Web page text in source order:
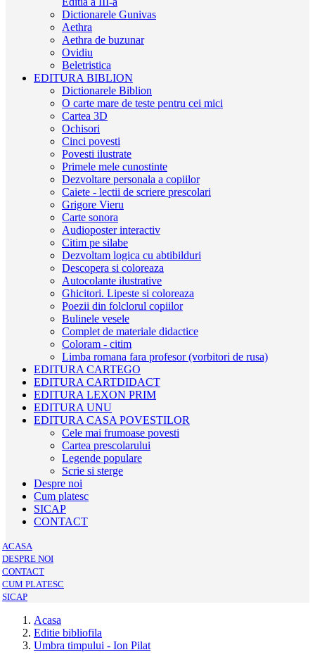
Dictionarele Gunivas
Aethra
Aethra de buzunar
Ovidiu
Beletristica
EDITURA BIBLION
Dictionarele Biblion
O carte mare de teste pentru cei mici
Cartea 3D
Ochisori
Cinci povesti
Povesti ilustrate
Primele mele cunostinte
Dezvoltare personala a copiilor
Caiete - lectii de scriere prescolari
Grigore Vieru
Carte sonora
Audioposter interactiv
Citim pe silabe
Dezvoltam logica cu abtibilduri
Descopera si coloreaza
Autocolante ilustrative
Ghicitori. Lipeste si coloreaza
Poezii din folclorul copiilor
Bulinele vesele
Complet de materiale didactice
Coloram - citim
Limba romana fara profesor (vorbitori de rusa)
EDITURA CARTEGO
EDITURA CARTDIDACT
EDITURA LEXON PRIM
EDITURA UNU
EDITURA CASA POVESTILOR
Cele mai frumoase povesti
Cartea prescolarului
Legende populare
Scrie si sterge
Despre noi
Cum platesc
SICAP
CONTACT
ACASA
DESPRE NOI
CONTACT
CUM PLATESC
SICAP
Acasa
Editie bibliofila
Umbra timpului - Ion Pilat